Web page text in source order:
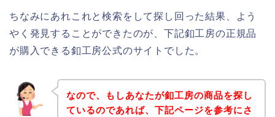
ちなみにあれこれと検索をして探し回った結果、よう
やく発見することができたのが、下記釦工房の正規品
が購入できる釦工房公式のサイトでした。
なので、もしあなたが釦工房の商品を探し
ているのであれば、下記ページを参考にさ